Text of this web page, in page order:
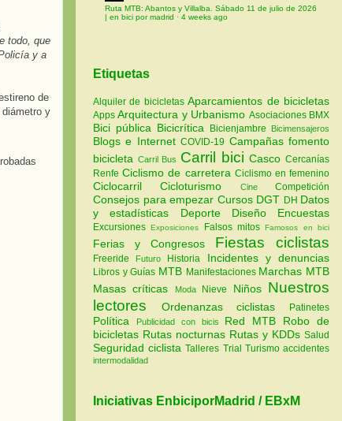
todo, que
y a
de
y
Ruta MTB: Abantos y Villalba. Sábado 11 de julio de 2026
| en bici por madrid · 4 weeks ago
Etiquetas
Alquiler de bicicletasAparcamientos de bicicletas
AppsArquitectura y Urbanismo Asociaciones BMX
Bici pública Bicicrítica Bicienjambre Bicimensajeros
Blogs e InternetCOVID-19 Campañas fomento
bicicleta Carril Bus Carril biciCascoCercanías
RenfeCiclismo de carretera Ciclismo en femenino
CiclocarrilCicloturismo CineCompetición
Consejos para empezar Cursos DGT DH Datos
y estadísticas Deporte Diseño Encuestas
ExcursionesExposiciones Falsos mitosFamosos en bici
Ferias y Congresos Fiestas ciclistas
Freeride Futuro Historia Incidentes y denuncias
Libros y Guías MTB Manifestaciones Marchas MTB
Masas críticas
Moda Nieve Niños Nuestros
lectores
Ordenanzas ciclistas Patinetes
Política Publicidad con bicis Red MTB Robo de
bicicletas Rutas nocturnas Rutas y KDDs Salud
Seguridad ciclistaTalleres Trial Turismoaccidentes
intermodalidad
Iniciativas EnbiciporMadrid / EBxM